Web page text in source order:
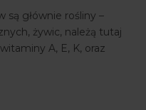
są głównie rośliny –
żywic, należą tutaj
A, E, K, oraz